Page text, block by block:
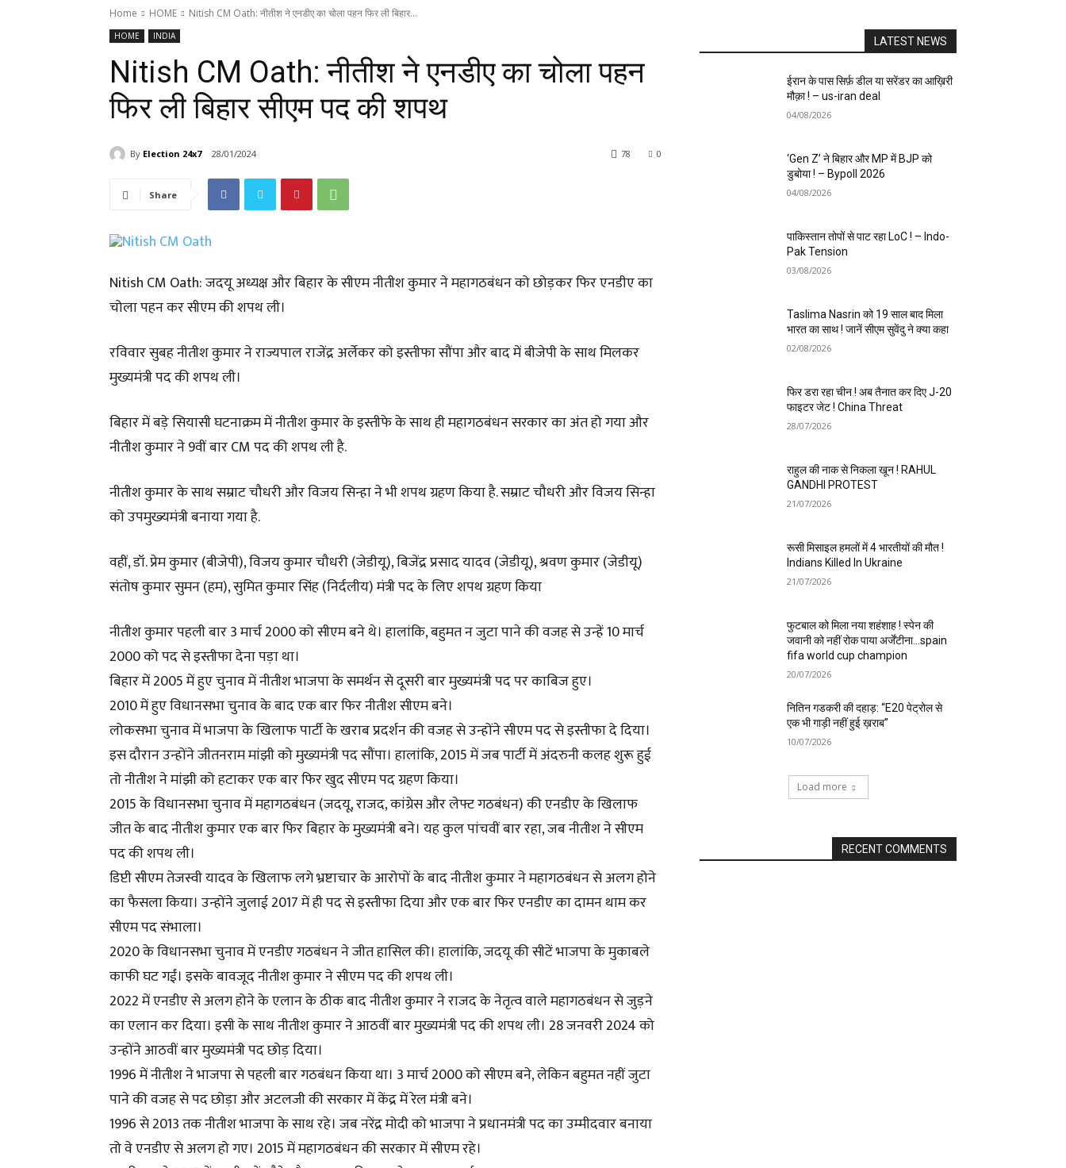
Home HOME Nitish CM Oath: नीतीश ने एनडीए का चोला पहन फिर ली बिहार...
HOME INDIA
Nitish CM Oath: नीतीश ने एनडीए का चोला पहन
फिर ली बिहार सीएम पद की शपथ
By Election 24x7 28/01/2024 0
78
Share
Nitish CM Oath: जदयू अध्यक्ष और बिहार के सीएम नीतीश कुमार ने महागठबंधन को छोड़कर फिर एनडीए का
चोला पहन कर सीएम की शपथ ली।
रविवार सुबह नीतीश कुमार ने राज्यपाल राजेंद्र अर्लेकर को इस्तीफा सौंपा और बाद में बीजेपी के साथ मिलकर
मुख्यमंत्री पद की शपथ ली।
बिहार में बड़े सियासी घटनाक्रम में नीतीश कुमार के इस्तीफे के साथ ही महागठबंधन सरकार का अंत हो गया और
नीतीश कुमार ने 9वीं बार CM पद की शपथ ली है.
नीतीश कुमार के साथ सम्राट चौधरी और विजय सिन्हा ने भी शपथ ग्रहण किया है. सम्राट चौधरी और विजय सिन्हा
को उपमुख्‍यमंत्री बनाया गया है.
वहीं, डॉ. प्रेम कुमार (बीजेपी), विजय कुमार चौधरी (जेडीयू), बिजेंद्र प्रसाद यादव (जेडीयू), श्रवण कुमार (जेडीयू)
संतोष कुमार सुमन (हम), सुमित कुमार सिंह (निर्दलीय) मंत्री पद के लिए शपथ ग्रहण किया
नीतीश कुमार पहली बार 3 मार्च 2000 को सीएम बने थे। हालांकि, बहुमत न जुटा पाने की वजह से उन्हें 10 मार्च
2000 को पद से इस्तीफा देना पड़ा था।
बिहार में 2005 में हुए चुनाव में नीतीश भाजपा के समर्थन से दूसरी बार मुख्यमंत्री पद पर काबिज हुए।
2010 में हुए विधानसभा चुनाव के बाद एक बार फिर नीतीश सीएम बने।
लोकसभा चुनाव में भाजपा के खिलाफ पार्टी के खराब प्रदर्शन की वजह से उन्होंने सीएम पद से इस्तीफा दे दिया।
इस दौरान उन्होंने जीतनराम मांझी को मुख्यमंत्री पद सौंपा। हालांकि, 2015 में जब पार्टी में अंदरुनी कलह शुरू हुई
तो नीतीश ने मांझी को हटाकर एक बार फिर खुद सीएम पद ग्रहण किया।
2015 के विधानसभा चुनाव में महागठबंधन (जदयू, राजद, कांग्रेस और लेफ्ट गठबंधन) की एनडीए के खिलाफ
जीत के बाद नीतीश कुमार एक बार फिर बिहार के मुख्यमंत्री बने। यह कुल पांचवीं बार रहा, जब नीतीश ने सीएम
पद की शपथ ली।
डिप्टी सीएम तेजस्वी यादव के खिलाफ लगे भ्रष्टाचार के आरोपों के बाद नीतीश कुमार ने महागठबंधन से अलग होने
का फैसला किया। उन्होंने जुलाई 2017 में ही पद से इस्तीफा दिया और एक बार फिर एनडीए का दामन थाम कर
सीएम पद संभाला।
2020 के विधानसभा चुनाव में एनडीए गठबंधन ने जीत हासिल की। हालांकि, जदयू की सीटें भाजपा के मुकाबले
काफी घट गईं। इसके बावजूद नीतीश कुमार ने सीएम पद की शपथ ली।
2022 में एनडीए से अलग होने के एलान के ठीक बाद नीतीश कुमार ने राजद के नेतृत्व वाले महागठबंधन से जुड़ने
का एलान कर दिया। इसी के साथ नीतीश कुमार ने आठवीं बार मुख्यमंत्री पद की शपथ ली। 28 जनवरी 2024 को
उन्होंने आठवीं बार मुख्यमंत्री पद छोड़ दिया।
1996 में नीतीश ने भाजपा से पहली बार गठबंधन किया था। 3 मार्च 2000 को सीएम बने, लेकिन बहुमत नहीं जुटा
पाने की वजह से पद छोड़ा और अटलजी की सरकार में केंद्र में रेल मंत्री बने।
1996 से 2013 तक नीतीश भाजपा के साथ रहे। जब नरेंद्र मोदी को भाजपा ने प्रधानमंत्री पद का उम्मीदवार बनाया
तो वे एनडीए से अलग हो गए। 2015 में महागठबंधन की सरकार में सीएम रहे।
LATEST NEWS
ईरान के पास सिर्फ़ डील या सरेंडर का आख़िरी
मौक़ा ! – us-iran deal
04/08/2026
‘Gen Z’ ने बिहार और MP में BJP को
डुबोया ! – Bypoll 2026
04/08/2026
पाकिस्तान तोपों से पाट रहा LoC ! – Indo-
Pak Tension
03/08/2026
Taslima Nasrin को 19 साल बाद मिला
भारत का साथ ! जानें सीएम सुवेंदु ने क्या कहा
02/08/2026
फिर डरा रहा चीन ! अब तैनात कर दिए J-20
फाइटर जेट ! China Threat
28/07/2026
राहुल की नाक से निकला खून ! RAHUL
GANDHI PROTEST
21/07/2026
रूसी मिसाइल हमलों में 4 भारतीयों की मौत !
Indians Killed In Ukraine
21/07/2026
फुटबाल को मिला नया शहंशाह ! स्पेन की
जवानी को नहीं रोक पाया अर्जेंटीना…spain
fifa world cup champion
20/07/2026
नितिन गडकरी की दहाड़: “E20 पेट्रोल से
एक भी गाड़ी नहीं हुई ख़राब”
10/07/2026
Load more
RECENT COMMENTS